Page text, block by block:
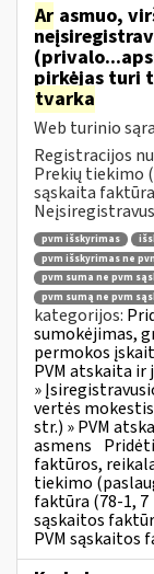
Ar asmuo,
pirkėjas turi
tvarka
Web turinio
Registracijos
Prekių tiekimo
sąskaita faktūra
pvm išskyrimas
pvm išskyrimas ne
pvm suma ne pvm
pvm sumą ne pvm
kategorijos:
sumokėjimas,
permokos
PVM atskaita ir
»
vertės
str.) » PVM
asmens
faktūros,
tiekimo
faktūra (78-1, 7
sąskaitos
PVM sąskaitos